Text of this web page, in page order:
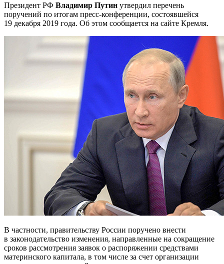
Президент РФ Владимир Путин утвердил перечень
поручений по итогам пресс-конференции, состоявшейся
19 декабря 2019 года. Об этом сообщается на сайте Кремля.
В частности, правительству России поручено внести
в законодательство изменения, направленные на сокращение
сроков рассмотрения заявок о распоряжении средствами
материнского капитала, в том числе за счет организации